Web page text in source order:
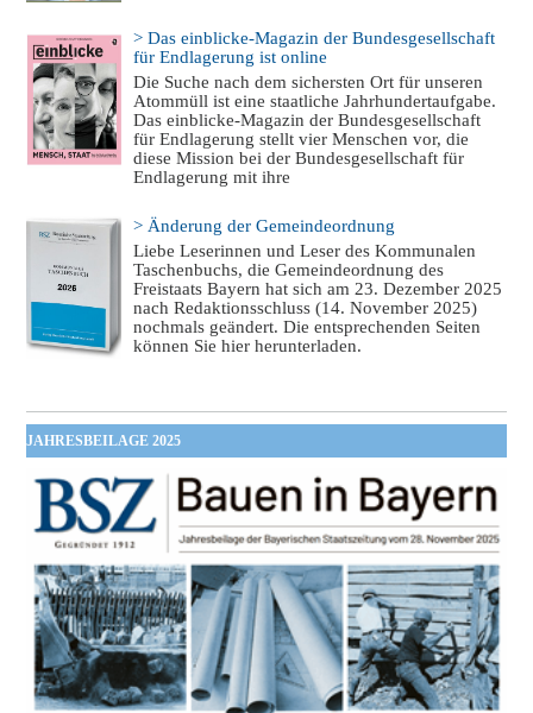
> Das einblicke-Magazin der Bundesgesellschaft
für Endlagerung ist online
Die Suche nach dem sichersten Ort für unseren
Atommüll ist eine staatliche Jahrhundertaufgabe.
Das einblicke-Magazin der Bundesgesellschaft
für Endlagerung stellt vier Menschen vor, die
diese Mission bei der Bundesgesellschaft für
Endlagerung mit ihre
> Änderung der Gemeindeordnung
Liebe Leserinnen und Leser des Kommunalen
Taschenbuchs, die Gemeindeordnung des
Freistaats Bayern hat sich am 23. Dezember 2025
nach Redaktionsschluss (14. November 2025)
nochmals geändert. Die entsprechenden Seiten
können Sie hier herunterladen.
JAHRESBEILAGE 2025